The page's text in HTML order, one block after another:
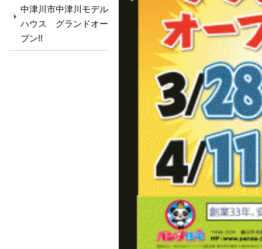
中津川市中津川モデル
ハウス グランドオー
プン!!